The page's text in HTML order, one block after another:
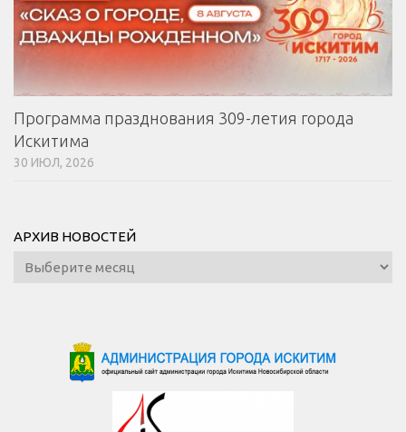
Программа празднования 309-летия города
Искитима
30 ИЮЛ, 2026
АРХИВ НОВОСТЕЙ
Архив
новостей